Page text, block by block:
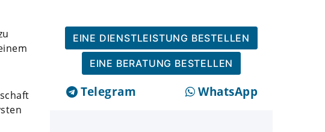
EINE DIENSTLEISTUNG BESTELLEN
EINE BERATUNG BESTELLEN
Telegram WhatsApp